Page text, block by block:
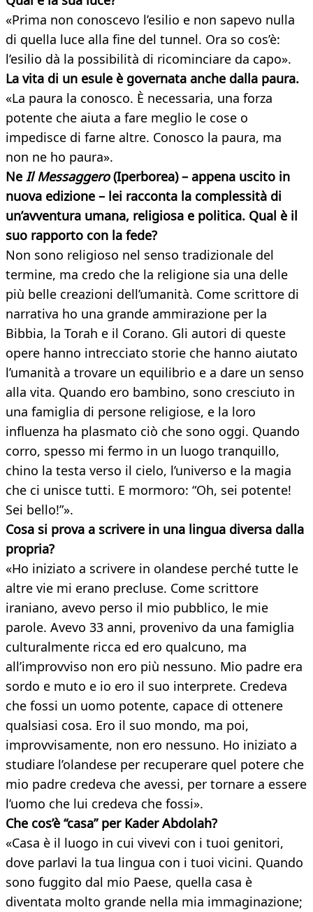
«Prima non conoscevo l’esilio e non sapevo nulla
di quella luce alla fine del tunnel. Ora so cos’è:
l’esilio dà la possibilità di ricominciare da capo».
La vita di un esule è governata anche dalla paura.
«La paura la conosco. È necessaria, una forza
potente che aiuta a fare meglio le cose o
impedisce di farne altre. Conosco la paura, ma
non ne ho paura».
Ne Il Messaggero (Iperborea) – appena uscito in
nuova edizione – lei racconta la complessità di
un’avventura umana, religiosa e politica. Qual è il
suo rapporto con la fede?
Non sono religioso nel senso tradizionale del
termine, ma credo che la religione sia una delle
più belle creazioni dell’umanità. Come scrittore di
narrativa ho una grande ammirazione per la
Bibbia, la Torah e il Corano. Gli autori di queste
opere hanno intrecciato storie che hanno aiutato
l’umanità a trovare un equilibrio e a dare un senso
alla vita. Quando ero bambino, sono cresciuto in
una famiglia di persone religiose, e la loro
influenza ha plasmato ciò che sono oggi. Quando
corro, spesso mi fermo in un luogo tranquillo,
chino la testa verso il cielo, l’universo e la magia
che ci unisce tutti. E mormoro: “Oh, sei potente!
Sei bello!”».
Cosa si prova a scrivere in una lingua diversa dalla
propria?
«Ho iniziato a scrivere in olandese perché tutte le
altre vie mi erano precluse. Come scrittore
iraniano, avevo perso il mio pubblico, le mie
parole. Avevo 33 anni, provenivo da una famiglia
culturalmente ricca ed ero qualcuno, ma
all’improvviso non ero più nessuno. Mio padre era
sordo e muto e io ero il suo interprete. Credeva
che fossi un uomo potente, capace di ottenere
qualsiasi cosa. Ero il suo mondo, ma poi,
improvvisamente, non ero nessuno. Ho iniziato a
studiare l’olandese per recuperare quel potere che
mio padre credeva che avessi, per tornare a essere
l’uomo che lui credeva che fossi».
Che cos’è “casa” per Kader Abdolah?
«Casa è il luogo in cui vivevi con i tuoi genitori,
dove parlavi la tua lingua con i tuoi vicini. Quando
sono fuggito dal mio Paese, quella casa è
diventata molto grande nella mia immaginazione;